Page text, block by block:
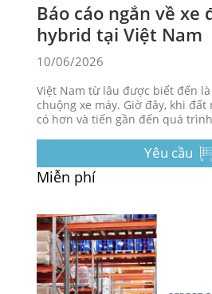
Báo cáo ngắn về xe
hybrid tại Việt Nam
10/06/2026
Việt Nam từ lâu được biết đến
chuộng xe máy. Giờ đây, khi đất
có hơn và tiến gần đến quá
Yêu cầu
Miễn phí